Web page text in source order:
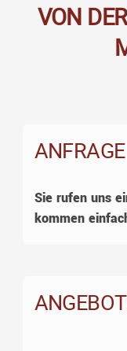
VON
ANFRAGE
Sie rufen uns
kommen